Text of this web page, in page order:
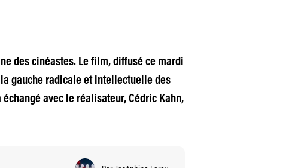
des cinéastes. Le film, diffusé ce mardi
gauche radicale et intellectuelle des
échangé avec le réalisateur, Cédric Kahn,